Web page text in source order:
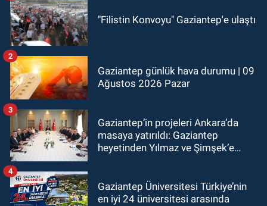
"Filistin Konvoyu" Gaziantep'e ulaştı
Gaziantep günlük hava durumu | 09
Ağustos 2026 Pazar
2
Gaziantep’in projeleri Ankara’da
masaya yatırıldı: Gaziantep
heyetinden Yılmaz ve Şimşek’e
3
Gaziantep Üniversitesi Türkiye’nin
en iyi 24 üniversitesi arasında
4